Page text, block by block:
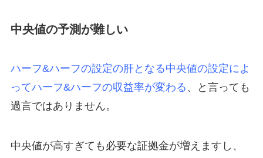
中央値の予測が難しい
ハーフ&ハーフの設定の肝となる中央値の設定によ
ってハーフ&ハーフの収益率が変わる 、と言っても
過言ではありません。
中央値が高すぎても必要な証拠金が増えますし、